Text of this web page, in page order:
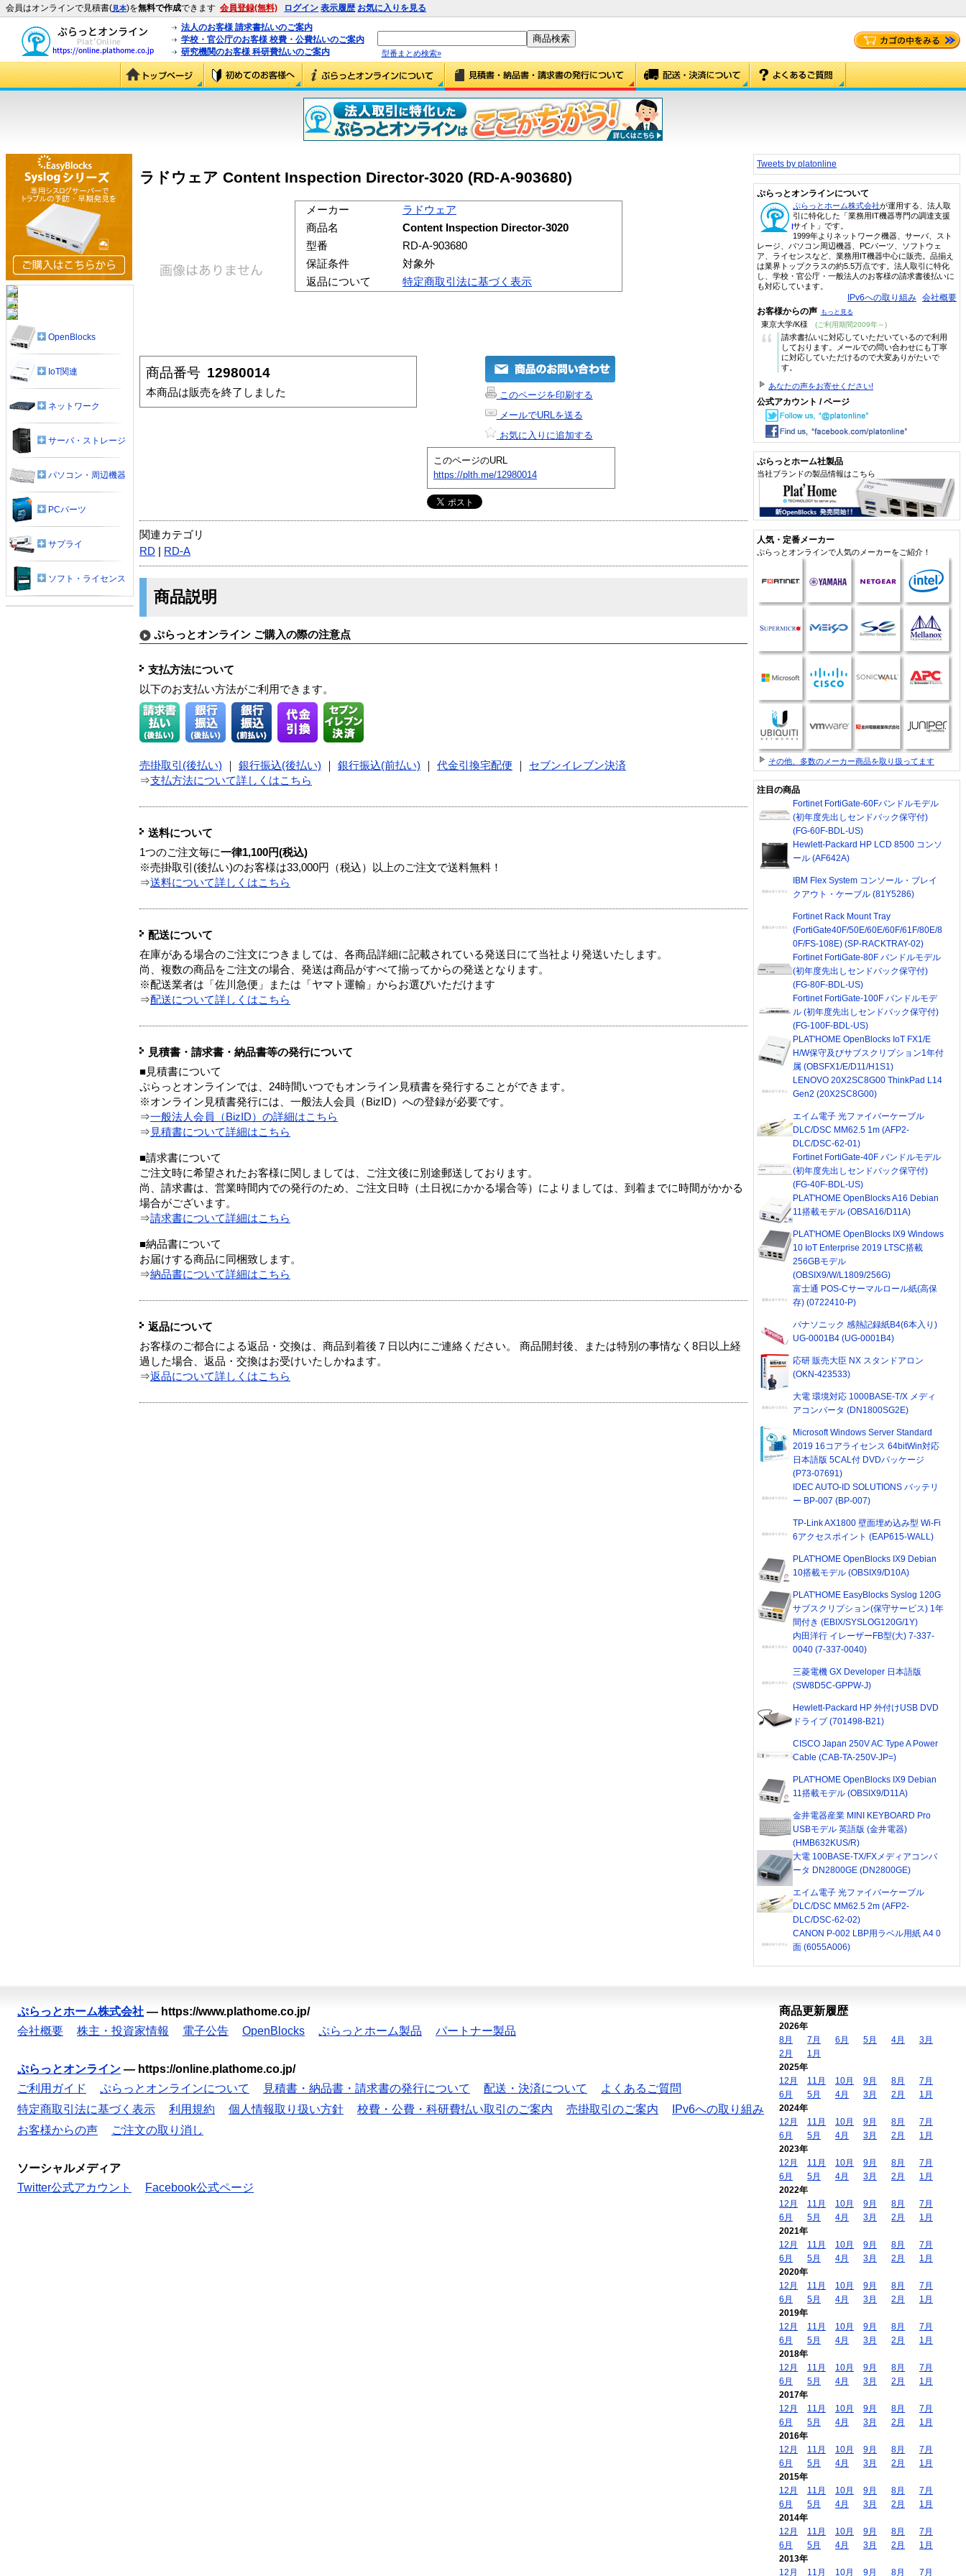
会員はオンラインで見積書(見本)を無料で作成できます 会員登録(無料) ログイン 表示履歴 お気に入りを見る
法人のお客様 請求書払いのご案内
学校・官公庁のお客様 校費・公費払いのご案内
研究機関のお客様 科研費払いのご案内
型番まとめ検索»
ラドウェア Content Inspection Director-3020 (RD-A-903680)
メーカー
ラドウェア
商品名
Content Inspection Director-3020
型番
RD-A-903680
保証条件
対象外
返品について
特定商取引法に基づく表示
商品番号 12980014
本商品は販売を終了しました
このページを印刷する
メールでURLを送る
お気に入りに追加する
このページのURL
https://plth.me/12980014
関連カテゴリ
RD
RD-A
商品説明
ぷらっとオンライン ご購入の際の注意点
支払方法について
以下のお支払い方法がご利用できます。
売掛取引(後払い) 銀行振込(後払い) 銀行振込(前払い) 代金引換宅配便
セブンイレブン決済
⇒支払方法について詳しくはこちら
送料について
1つのご注文毎に一律1,100円(税込)
※売掛取引(後払い)のお客様は33,000円（税込）以上のご注文で送料無料！
⇒送料について詳しくはこちら
配送について
在庫がある場合のご注文につきましては、各商品詳細に記載されている発送日にて当社より発送いたします。
尚、複数の商品をご注文の場合、発送は商品がすべて揃ってからの発送となります。
※配送業者は「佐川急便」または「ヤマト運輸」からお選びいただけます
⇒配送について詳しくはこちら
見積書・請求書・納品書等の発行について
■見積書について
ぷらっとオンラインでは、24時間いつでもオンライン見積書を発行することができます。
※オンライン見積書発行には、一般法人会員（BizID）への登録が必要です。
⇒一般法人会員（BizID）の詳細はこちら
⇒ 見積書について詳細はこちら
■請求書について
ご注文時に希望されたお客様に関しましては、ご注文後に別途郵送しております。
尚、請求書は、営業時間内での発行のため、ご注文日時（土日祝にかかる場合等）によりましては、到着までに時間がかかる
場合がございます。
⇒請求書について詳細はこちら
■納品書について
お届けする商品に同梱致します。
⇒納品書について詳細はこちら
返品について
お客様のご都合による返品・交換は、商品到着後７日以内にご連絡ください。 商品開封後、または特別の事情なく8日以上経
過した場合、返品・交換はお受けいたしかねます。
⇒返品について詳しくはこちら
OpenBlocks
IoT関連
ネットワーク
サーバ・ストレージ
パソコン・周辺機器
PCパーツ
サプライ
ソフト・ライセンス
Tweets by platonline
ぷらっとオンラインについて
ぷらっとホーム株式会社が運用する、法人取
引に特化した「業務用IT機器専門の調達支援
サイト」です。
1999年よりネットワーク機器、サーバ、スト
レージ、パソコン周辺機器、PCパーツ、ソフトウェ
ア、ライセンスなど、業務用IT機器中心に販売。品揃え
は業界トップクラスの約5.5万点です。法人取引に特化
し、学校・官公庁・一般法人のお客様の請求書後払いに
も対応しています。
IPv6への取り組み 会社概要
お客様からの声 もっと見る
東京大学/K様 (ご利用期間2009年～)
“
請求書払いに対応していただいているので利用
しております。メールでの問い合わせにも丁寧
に対応していただけるので大変ありがたいで
す。
あなたの声をお寄せください!
公式アカウント / ページ
ぷらっとホーム社製品
当社ブランドの製品情報はこちら
人気・定番メーカー
ぷらっとオンラインで人気のメーカーをご紹介！
その他、多数のメーカー商品を取り扱ってます
注目の商品
Fortinet FortiGate-60Fバンドルモデル
(初年度先出しセンドバック保守付)
(FG-60F-BDL-US)
Hewlett-Packard HP LCD 8500 コンソ
ール (AF642A)
IBM Flex System コンソール・ブレイ
クアウト・ケーブル (81Y5286)
Fortinet Rack Mount Tray
(FortiGate40F/50E/60E/60F/61F/80E/8
0F/FS-108E) (SP-RACKTRAY-02)
Fortinet FortiGate-80F バンドルモデル
(初年度先出しセンドバック保守付)
(FG-80F-BDL-US)
Fortinet FortiGate-100F バンドルモデ
ル (初年度先出しセンドバック保守付)
(FG-100F-BDL-US)
PLAT'HOME OpenBlocks IoT FX1/E
H/W保守及びサブスクリプション1年付
属 (OBSFX1/E/D11/H1S1)
LENOVO 20X2SC8G00 ThinkPad L14
Gen2 (20X2SC8G00)
エイム電子 光ファイバーケーブル
DLC/DSC MM62.5 1m (AFP2-
DLC/DSC-62-01)
Fortinet FortiGate-40F バンドルモデル
(初年度先出しセンドバック保守付)
(FG-40F-BDL-US)
PLAT'HOME OpenBlocks A16 Debian
11搭載モデル (OBSA16/D11A)
PLAT'HOME OpenBlocks IX9 Windows
10 IoT Enterprise 2019 LTSC搭載
256GBモデル
(OBSIX9/W/L1809/256G)
富士通 POS-Cサーマルロール紙(高保
存) (0722410-P)
パナソニック 感熱記録紙B4(6本入り)
UG-0001B4 (UG-0001B4)
応研 販売大臣 NX スタンドアロン
(OKN-423533)
大電 環境対応 1000BASE-T/X メディ
アコンバータ (DN1800SG2E)
Microsoft Windows Server Standard
2019 16コアライセンス 64bitWin対応
日本語版 5CAL付 DVDパッケージ
(P73-07691)
IDEC AUTO-ID SOLUTIONS バッテリ
ー BP-007 (BP-007)
TP-Link AX1800 壁面埋め込み型 Wi-Fi
6アクセスポイント (EAP615-WALL)
PLAT'HOME OpenBlocks IX9 Debian
10搭載モデル (OBSIX9/D10A)
PLAT'HOME EasyBlocks Syslog 120G
サブスクリプション(保守サービス) 1年
間付き (EBIX/SYSLOG120G/1Y)
内田洋行 イレーザーFB型(大) 7-337-
0040 (7-337-0040)
三菱電機 GX Developer 日本語版
(SW8D5C-GPPW-J)
Hewlett-Packard HP 外付けUSB DVD
ドライブ (701498-B21)
CISCO Japan 250V AC Type A Power
Cable (CAB-TA-250V-JP=)
PLAT'HOME OpenBlocks IX9 Debian
11搭載モデル (OBSIX9/D11A)
金井電器産業 MINI KEYBOARD Pro
USBモデル 英語版 (金井電器)
(HMB632KUS/R)
大電 100BASE-TX/FXメディアコンバ
ータ DN2800GE (DN2800GE)
エイム電子 光ファイバーケーブル
DLC/DSC MM62.5 2m (AFP2-
DLC/DSC-62-02)
CANON P-002 LBP用ラベル用紙 A4 0
面 (6055A006)
ぷらっとホーム株式会社 — https://www.plathome.co.jp/
会社概要
株主・投資家情報 電子公告 OpenBlocks ぷらっとホーム製品 パートナー製品
ぷらっとオンライン — https://online.plathome.co.jp/
ご利用ガイド
ぷらっとオンラインについて 見積書・納品書・請求書の発行について 配送・決済について
よくあるご質問
特定商取引法に基づく表示
利用規約 個人情報取り扱い方針 校費・公費・科研費払い取引のご案内 売掛取引のご案内
IPv6への取り組み
お客様からの声
ご注文の取り消し
ソーシャルメディア
Twitter公式アカウント
Facebook公式ページ
商品更新履歴
2026年
8月
7月 6月 5月 4月
3月
2月
1月
2025年
12月
11月 10月 9月 8月
7月
6月
5月 4月 3月 2月
1月
2024年
12月
11月 10月 9月 8月
7月
6月
5月 4月 3月 2月
1月
2023年
12月
11月 10月 9月 8月
7月
6月
5月 4月 3月 2月
1月
2022年
12月
11月 10月 9月 8月
7月
6月
5月 4月 3月 2月
1月
2021年
12月
11月 10月 9月 8月
7月
6月
5月 4月 3月 2月
1月
2020年
12月
11月 10月 9月 8月
7月
6月
5月 4月 3月 2月
1月
2019年
12月
11月 10月 9月 8月
7月
6月
5月 4月 3月 2月
1月
2018年
12月
11月 10月 9月 8月
7月
6月
5月 4月 3月 2月
1月
2017年
12月
11月 10月 9月 8月
7月
6月
5月 4月 3月 2月
1月
2016年
12月
11月 10月 9月 8月
7月
6月
5月 4月 3月 2月
1月
2015年
12月
11月 10月 9月 8月
7月
6月
5月 4月 3月 2月
1月
2014年
12月
11月 10月 9月 8月
7月
6月
5月 4月 3月 2月
1月
2013年
12月
11月 10月 9月 8月 7月